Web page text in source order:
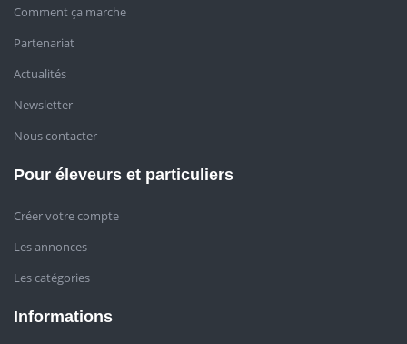
Comment ça marche
Partenariat
Actualités
Newsletter
Nous contacter
Pour éleveurs et particuliers
Créer votre compte
Les annonces
Les catégories
Informations